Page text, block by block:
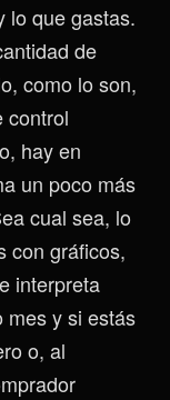
lo que gastas.
de
como lo son,
control
hay en
un poco más
cual sea, lo
con gráficos,
interpreta
mes y si estás
o, al